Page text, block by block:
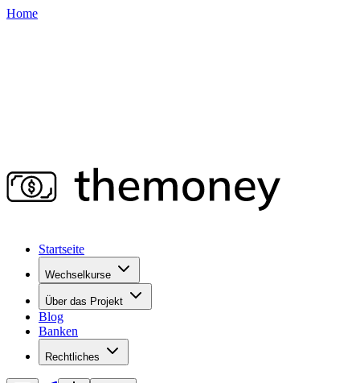
Home
Startseite
Wechselkurse
Über das Projekt
Blog
Banken
Rechtliches